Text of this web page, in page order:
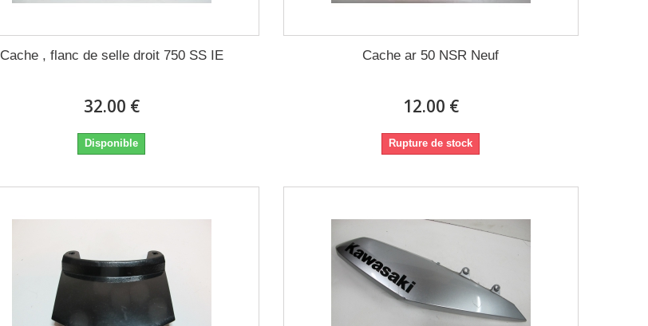
Cache , flanc de selle droit 750 SS IE
32.00 €
Disponible
Cache ar 50 NSR Neuf
12.00 €
Rupture de stock